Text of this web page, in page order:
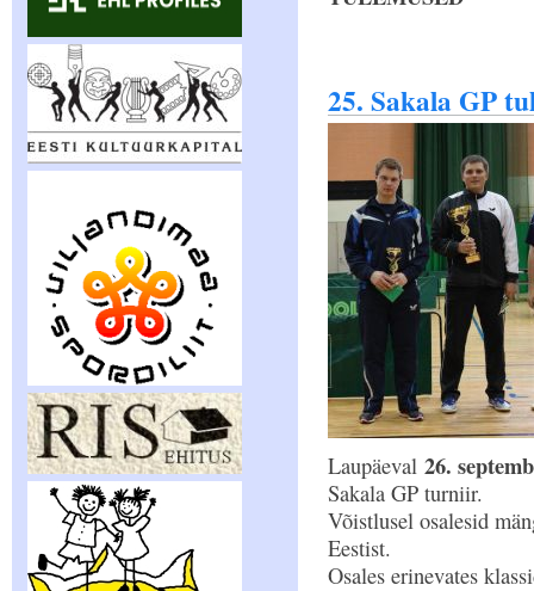
25. Sakala GP
Laupäeval 26.
Sakala GP turniir.
Võistlusel osalesid
Eestist.
Osales erinevates